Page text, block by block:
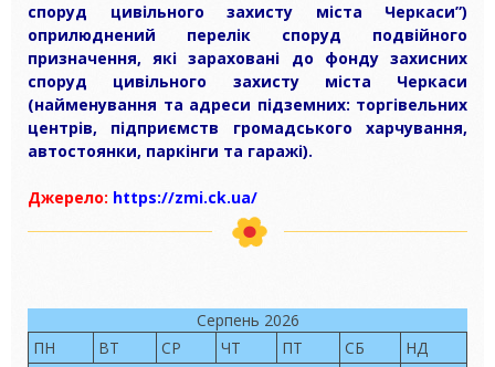
споруд цивільного захисту міста Черкаси”)
оприлюднений перелік споруд подвійного
призначення, які зараховані до фонду захисних
споруд цивільного захисту міста Черкаси
(найменування та адреси підземних: торгівельних
центрів, підприємств громадського харчування,
автостоянки, паркінги та гаражі).
Джерело: https://zmi.ck.ua/
Серпень 2026
ПН
ВТ СР ЧТ ПТ СБ
НД